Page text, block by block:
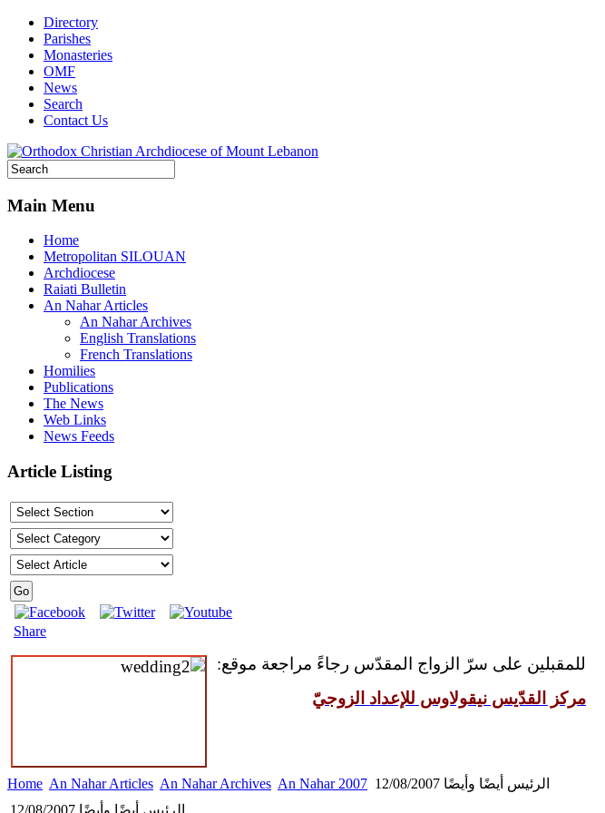
Directory
Parishes
Monasteries
OMF
News
Search
Contact Us
Main Menu
Home
Metropolitan SILOUAN
Archdiocese
Raiati Bulletin
An Nahar Articles
An Nahar Archives
English Translations
French Translations
Homilies
Publications
The News
Web Links
News Feeds
Article Listing
Share
للمقبلين على سرّ الزواج المقدّس رجاءً مراجعة موقع:
مركز القدّيس نيقولاوس للإعداد الزوجيّ
Home An Nahar Articles An Nahar Archives An Nahar 2007
الرئيس أيضًا وأيضًا 12/08/2007
الرئيس أيضًا وأيضًا 12/08/2007